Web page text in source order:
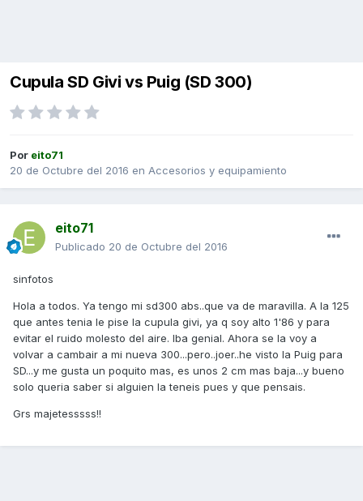
Cupula SD Givi vs Puig (SD 300)
Por eito71
20 de Octubre del 2016 en Accesorios y equipamiento
eito71
Publicado 20 de Octubre del 2016
sinfotos
Hola a todos. Ya tengo mi sd300 abs..que va de maravilla. A la 125
que antes tenia le pise la cupula givi, ya q soy alto 1'86 y para
evitar el ruido molesto del aire. Iba genial. Ahora se la voy a
volvar a cambair a mi nueva 300...pero..joer..he visto la Puig para
SD...y me gusta un poquito mas, es unos 2 cm mas baja...y bueno
solo queria saber si alguien la teneis pues y que pensais.
Grs majetesssss!!